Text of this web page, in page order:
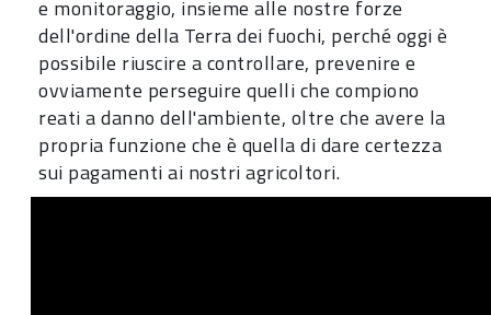
e monitoraggio, insieme alle nostre forze
dell'ordine della Terra dei fuochi, perché oggi è
possibile riuscire a controllare, prevenire e
ovviamente perseguire quelli che compiono
reati a danno dell'ambiente, oltre che avere la
propria funzione che è quella di dare certezza
sui pagamenti ai nostri agricoltori.